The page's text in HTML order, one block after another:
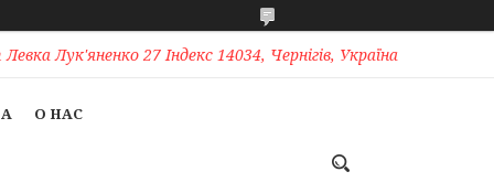
Лук'яненко 27 Індекс 14034, Чернігів, Україна
О НАС